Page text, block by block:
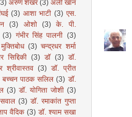
अरुण शेखर (3) अली खान
(3) आशा भाटी (3) एस.
(3) ओशो (3) के. पी.
(3) गंभीर सिंह पालनी (3)
(3) चन्द्रधर शर्मा
सिद्दिकी (3) डॉ (3) डॉ.
श्रीवास्तव (3) डॉ. प्रीत
बच्चन पाठक सलिल (3) डॉ.
(3) डॉ. योगिता जोशी (3)
(3) डॉ. रमाकांत गुप्ता
वैदिक (3) डॉ. श्याम सखा